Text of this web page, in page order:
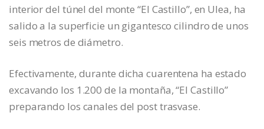
interior del túnel del monte “El Castillo”, en Ulea, ha
salido a la superficie un gigantesco cilindro de unos
seis metros de diámetro.
Efectivamente, durante dicha cuarentena ha estado
excavando los 1.200 de la montaña, “El Castillo”
preparando los canales del post trasvase.